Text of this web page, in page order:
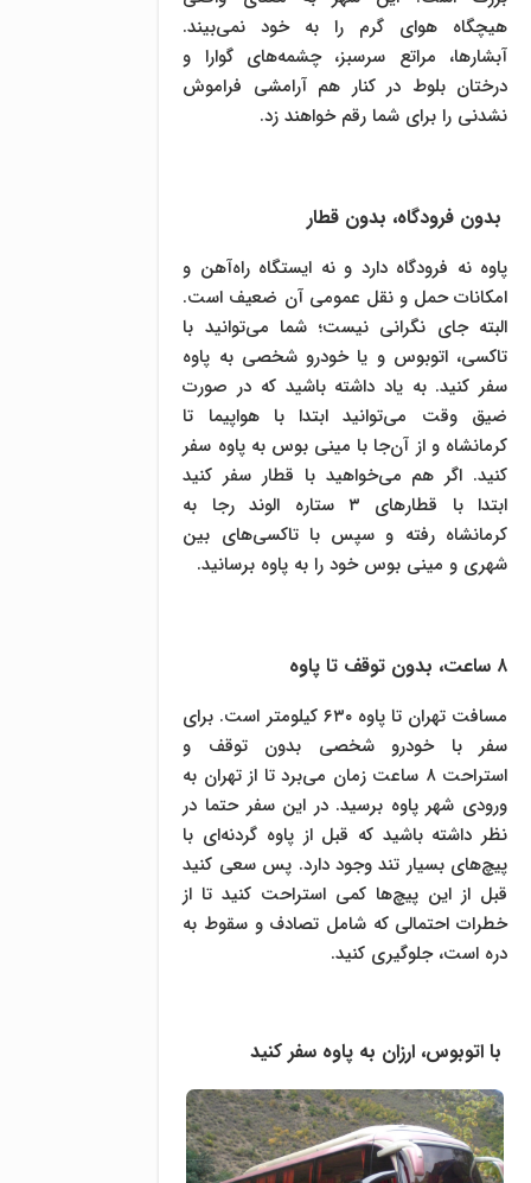
هیچگاه هوای گرم را به خود نمی‌بیند.
آبشار‌ها، مراتع سرسبز، چشمه‌های گوارا و
درختان بلوط در کنار هم آرامشی فراموش
نشدنی را برای شما رقم خواهند زد.
بدون فرودگاه، بدون قطار
پاوه نه فرودگاه دارد و نه ایستگاه راه‌آهن و
امکانات حمل و نقل عمومی آن ضعیف است.
البته جای نگرانی نیست؛ شما می‌توانید با
تاکسی، اتوبوس و یا خودرو شخصی به پاوه
سفر کنید. به یاد داشته باشید که در صورت
ضیق وقت می‌توانید ابتدا با هواپیما تا
کرمانشاه و از آن‌جا با مینی بوس به پاوه سفر
کنید. اگر هم می‌خواهید با قطار سفر کنید
ابتدا با قطار‌های ۳ ستاره الوند رجا به
کرمانشاه رفته و سپس با تاکسی‌های بین
شهری و مینی بوس خود را به پاوه برسانید.
۸ ساعت، بدون توقف تا پاوه
مسافت تهران تا پاوه ۶۳۰ کیلومتر است. برای
سفر با خودرو شخصی بدون توقف و
استراحت ۸ ساعت زمان می‌برد تا از تهران به
ورودی شهر پاوه برسید. در این سفر حتما در
نظر داشته باشید که قبل از پاوه گردنه‌ای با
پیچ‌های بسیار تند وجود دارد. پس سعی کنید
قبل از این پیچ‌ها کمی استراحت کنید تا از
خطرات احتمالی که شامل تصادف و سقوط به
دره است، جلوگیری کنید.
با اتوبوس، ارزان به پاوه سفر کنید